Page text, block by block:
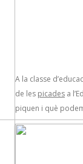
A la classe
de les picades a
piquen i què